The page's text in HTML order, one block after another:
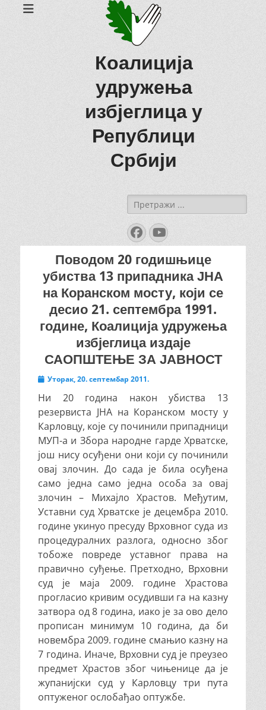
Коалиција
удружења
избјеглица у
Републици
Србији
Search
for:
Facebook
YouTube
Поводом 20 годишњице
убиства 13 припадника ЈНА
на Коранском мосту, који се
десио 21. септембра 1991.
године, Коалиција удружења
избјеглица издаје
САОПШТЕЊЕ ЗА ЈАВНОСТ
Posted
Уторак, 20. септембар 2011.
Ни 20 година након убиства 13
резервиста ЈНА на Коранском мосту у
Карловцу, које су починили припадници
МУП-а и Збора народне гарде Хрватске,
још нису осуђени они који су починили
овај злочин. До сада је била осуђена
само једна само једна особа за овај
злочин – Михајло Храстов. Међутим,
Уставни суд Хрватске је децембра 2010.
године укинуо пресуду Врховног суда из
процедуралних разлога, односно због
тобоже повреде уставног права на
правично суђење. Претходно, Врховни
суд је маја 2009. године Храстова
прогласио кривим осудивши га на казну
затвора од 8 година, иако је за ово дело
прописан минимум 10 година, да би
новембра 2009. године смањио казну на
7 година. Иначе, Врховни суд је преузео
предмет Храстов због чињенице да је
жупанијски суд у Карловцу три пута
оптуженог ослобађао оптужбе.